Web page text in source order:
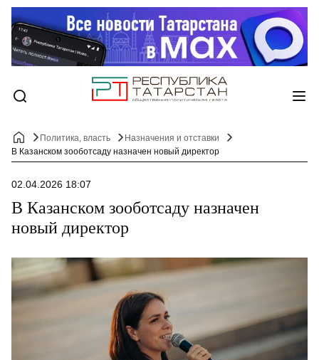
Политика, власть
Назначения и отставки
В Казанском зооботсаду назначен новый директор
02.04.2026 18:07
В Казанском зооботсаду назначен
новый директор